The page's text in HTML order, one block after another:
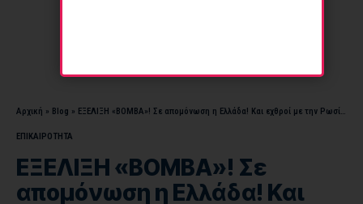
Αρχική » Blog » ΕΞΕΛΙΞΗ «ΒΟΜΒΑ»! Σε απομόνωση η Ελλάδα! Και εχθροί με την Ρωσία και οι ΗΠΑ δίνουν F-16 στην Τουρκία
ΕΠΙΚΑΙΡΟΤΗΤΑ
ΕΞΕΛΙΞΗ «ΒΟΜΒΑ»! Σε
απομόνωση η Ελλάδα! Και